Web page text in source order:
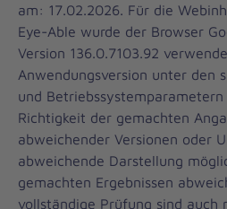
am: 17.02.2026. Für die
Eye-Able wurde der Browser
Version 136.0.7103.92
Anwendungsversion unter den
und
Richtigkeit der gemachten
abweichender Versionen oder
abweichende Darstellung
gemachten Ergebnissen
vollständige Prüfung sind auch